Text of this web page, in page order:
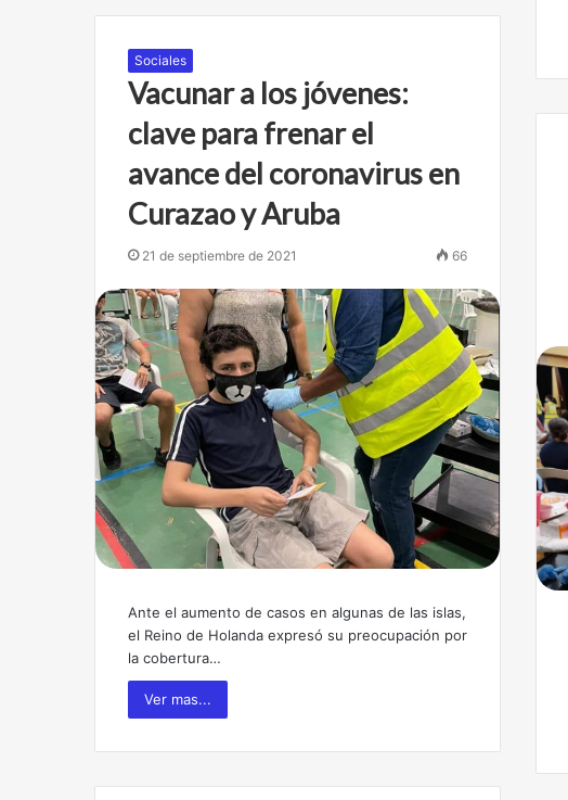
Sociales
Vacunar a los jóvenes:
clave para frenar el
avance del coronavirus en
Curazao y Aruba
21 de septiembre de 2021 66
Ante el aumento de casos en algunas de las islas,
el Reino de Holanda expresó su preocupación por
la cobertura…
Ver mas...